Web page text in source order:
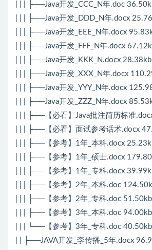
| | | ├──Java开发_CCC_N年.doc
| | | ├──Java开发_DDD_N年.docx
| | | ├──Java开发_EEE_N年.docx
| | | ├──Java开发_FFF_N年.docx
| | | ├──Java开发_KKK_N.docx 28.38kb
| | | ├──Java开发_XXX_N年.docx
| | | ├──Java开发_YYY_N年.docx
| | | ├──Java开发_ZZZ_N年.docx
| | | ├──【必看】Java批注简历标准
| | | ├──【必看】面试参考话术.docx
| | | ├──【参考】1年_本科.docx
| | | ├──【参考】1年_硕士.docx
| | | ├──【参考】1年_专科.docx
| | | ├──【参考】2年_本科.doc
| | | ├──【参考】2年_专科.doc 51.50kb
| | | ├──【参考】3年_本科.doc 94.00kb
| | | └──【参考】3年_专科.doc 40.50kb
| | ├──JAVA开发_李传播_5年.docx